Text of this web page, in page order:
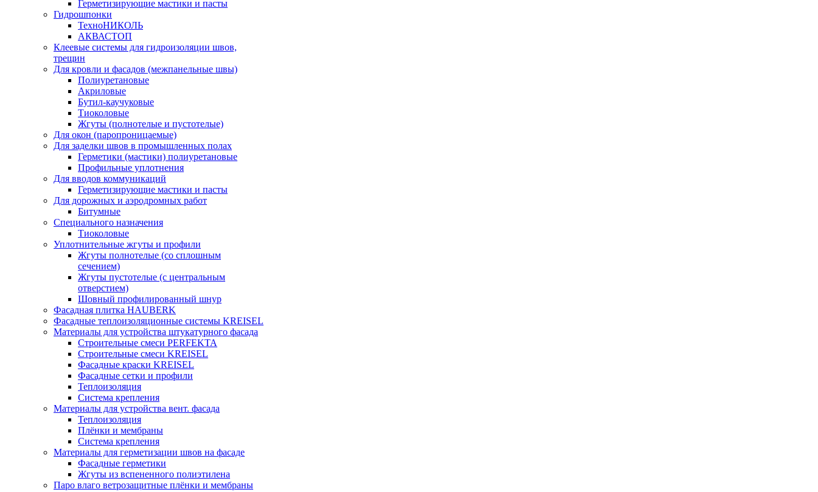
Герметизирующие мастики и пасты
Гидрошпонки
ТехноНИКОЛЬ
АКВАСТОП
Клеевые системы для гидроизоляции швов,
трещин
Для кровли и фасадов (межпанельные швы)
Полиуретановые
Акриловые
Бутил-каучуковые
Тиоколовые
Жгуты (полнотелые и пустотелые)
Для окон (паропроницаемые)
Для заделки швов в промышленных полах
Герметики (мастики) полиуретановые
Профильные уплотнения
Для вводов коммуникаций
Герметизирующие мастики и пасты
Для дорожных и аэродромных работ
Битумные
Специального назначения
Тиоколовые
Уплотнительные жгуты и профили
Жгуты полнотелые (со сплошным
сечением)
Жгуты пустотелые (с центральным
отверстием)
Шовный профилированный шнур
Фасадная плитка HAUBERK
Фасадные теплоизоляционные системы KREISEL
Материалы для устройства штукатурного фасада
Строительные смеси PERFEKTA
Строительные смеси KREISEL
Фасадные краски KREISEL
Фасадные сетки и профили
Теплоизоляция
Система крепления
Материалы для устройства вент. фасада
Теплоизоляция
Плёнки и мембраны
Система крепления
Материалы для герметизации швов на фасаде
Фасадные герметики
Жгуты из вспененного полиэтилена
Паро влаго ветрозащитные плёнки и мембраны